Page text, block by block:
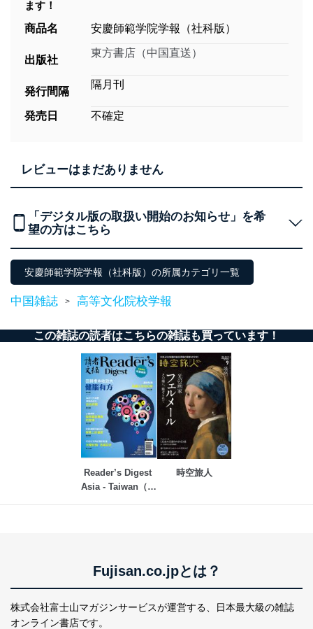
ます！
商品名
安慶師範学院学報（社科版）
出版社
東方書店（中国直送）
発行間隔
隔月刊
発売日 不確定
レビューはまだありません
「デジタル版の取扱い開始のお知らせ」を希
望の方はこちら
安慶師範学院学報（社科版）の所属カテゴリ一覧
中国雑誌 > 高等文化院校学報
この雑誌の読者はこちらの雑誌も買っています！
Reader’s Digest
Asia - Taiwan（リ
時空旅人
Fujisan.co.jpとは？
株式会社富士山マガジンサービスが運営する、
日本最大級の雑誌
オンライン書店です。